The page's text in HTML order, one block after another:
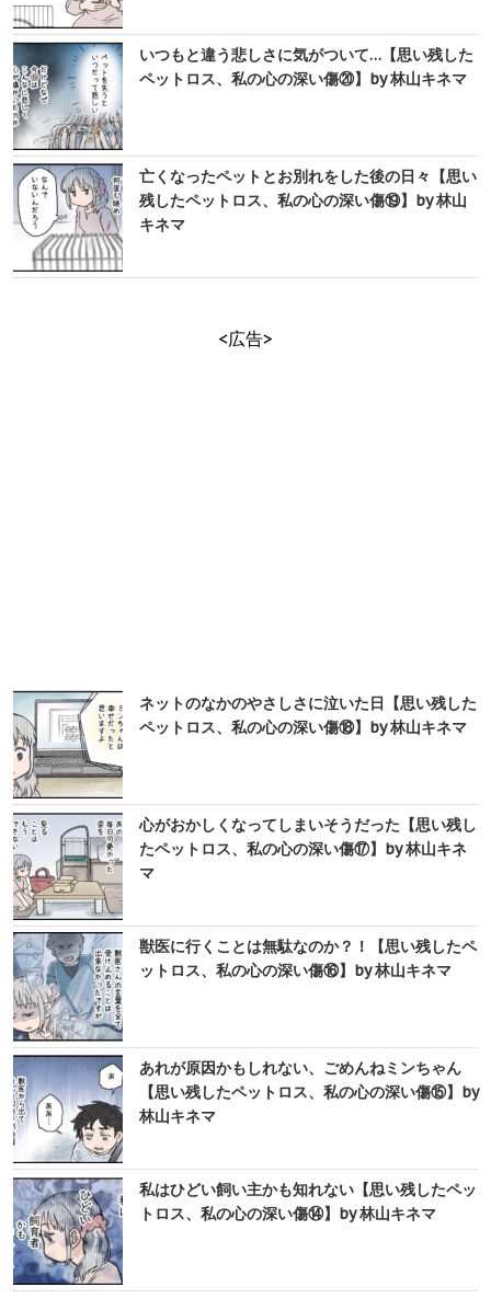
いつもと違う悲しさに気がついて…【思い残した
ペットロス、私の心の深い傷⑳】by 林山キネマ
亡くなったペットとお別れをした後の日々【思い
残したペットロス、私の心の深い傷⑲】by 林山
キネマ
<広告>
ネットのなかのやさしさに泣いた日【思い残した
ペットロス、私の心の深い傷⑱】by 林山キネマ
心がおかしくなってしまいそうだった【思い残し
たペットロス、私の心の深い傷⑰】by 林山キネ
マ
獣医に行くことは無駄なのか？！【思い残したペ
ットロス、私の心の深い傷⑯】by 林山キネマ
あれが原因かもしれない、ごめんねミンちゃん
【思い残したペットロス、私の心の深い傷⑮】by
林山キネマ
私はひどい飼い主かも知れない【思い残したペッ
トロス、私の心の深い傷⑭】by 林山キネマ